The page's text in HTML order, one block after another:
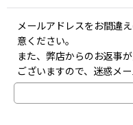
メールアドレスをお間違
意ください。
また、弊店からのお返事
ございますので、迷惑メ